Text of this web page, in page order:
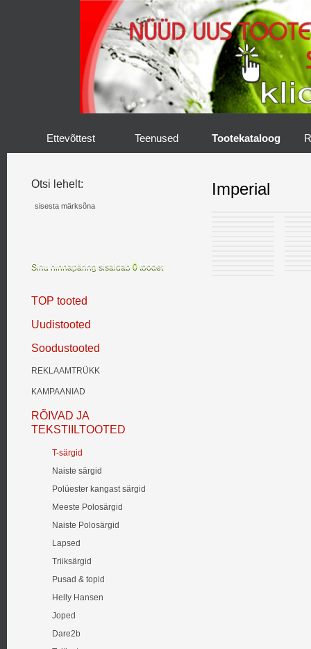
Ettevõttest Teenused Tootekataloog
Otsi lehelt:
Sinu hinnapäring sisaldab 0 toodet
TOP tooted
Uudistooted
Soodustooted
REKLAAMTRÜKK
KAMPAANIAD
RÕIVAD JA
TEKSTIILTOOTED
T-särgid
Naiste särgid
Polüester kangast särgid
Meeste Polosärgid
Naiste Polosärgid
Lapsed
Triiksärgid
Pusad & topid
Helly Hansen
Joped
Dare2b
Imperial